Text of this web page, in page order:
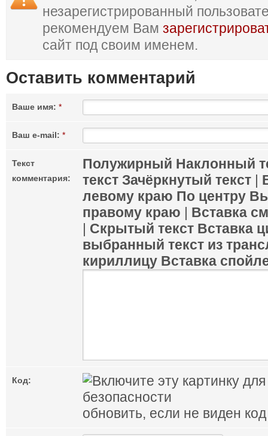
незарегистрированный
рекомендуем Вам
сайт под своим именем.
Оставить комментарий
Ваше имя: *
Ваш e-mail: *
Текст
комментария:
Полужирный Наклонный
текст Зачёркнутый текст |
левому краю По центру
правому краю | Вставка
| Скрытый текст Вставка
выбранный текст из
кириллицу Вставка
Код:
обновить, если не виден код